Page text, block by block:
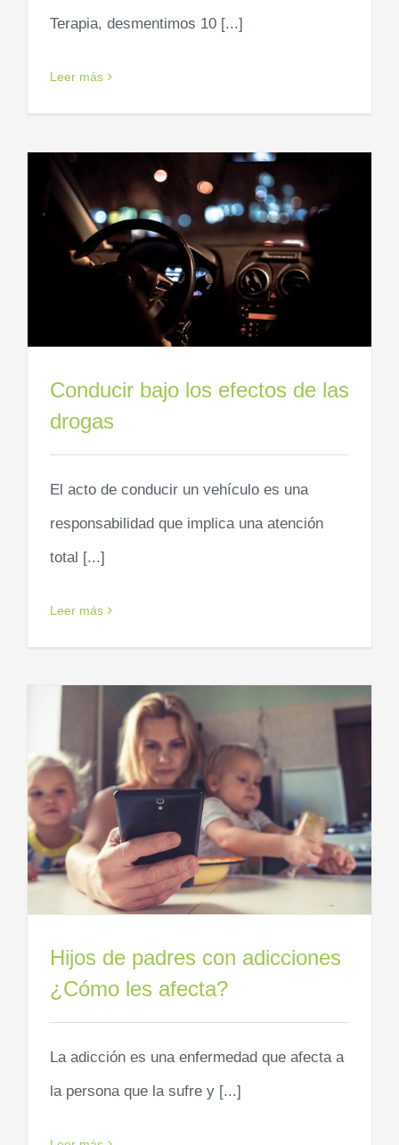
Terapia, desmentimos 10 [...]
Leer más
Conducir bajo los efectos de las
drogas
El acto de conducir un vehículo es una
responsabilidad que implica una atención
total [...]
Leer más
Hijos de padres con adicciones
¿Cómo les afecta?
La adicción es una enfermedad que afecta a
la persona que la sufre y [...]